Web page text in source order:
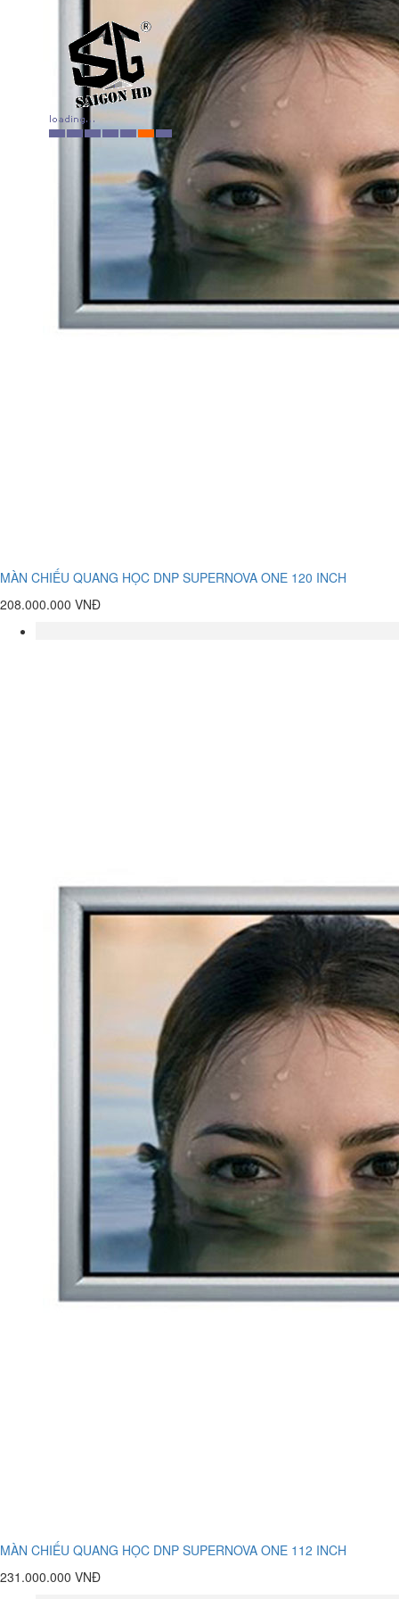
MÀN CHIẾU QUANG HỌC DNP SUPERNOVA ONE 120 INCH
208.000.000 VNĐ
MÀN CHIẾU QUANG HỌC DNP SUPERNOVA ONE 112 INCH
231.000.000 VNĐ